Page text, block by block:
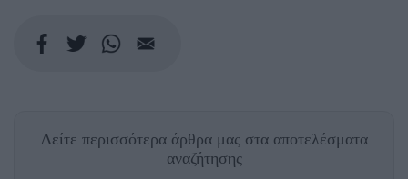
Δείτε περισσότερα άρθρα μας στα αποτελέσματα
αναζήτησης